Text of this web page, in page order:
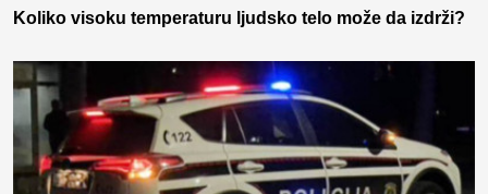
Koliko visoku temperaturu ljudsko telo može da izdrži?